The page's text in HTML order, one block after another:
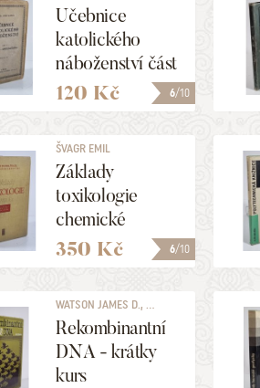
6/10
Učebnice
katolického
náboženství část
I. - Obecná -
Apologetická
120 Kč
6/10
ŠVAGR EMIL
Základy
toxikologie
chemické
350 Kč
WATSON JAMES D., ...
Rekombinantní
DNA - krátky
kurs